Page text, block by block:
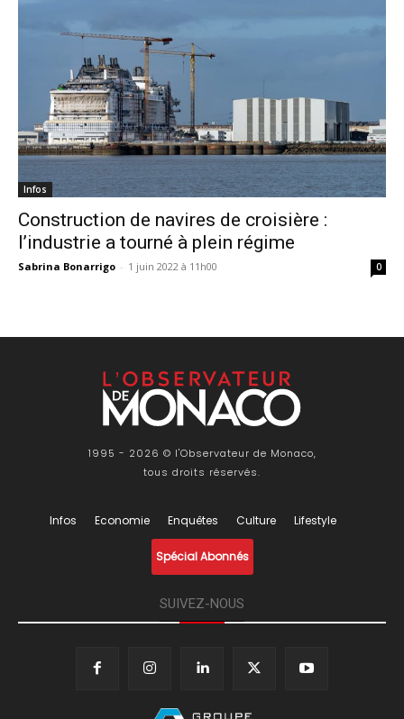
Infos
Construction de navires de croisière :
l’industrie a tourné à plein régime
Sabrina Bonarrigo - 1 juin 2022 à 11h00 0
1995 - 2026 © l'Observateur de Monaco,
tous droits réservés.
Infos Economie Enquêtes Culture Lifestyle
Spécial Abonnés
SUIVEZ-NOUS